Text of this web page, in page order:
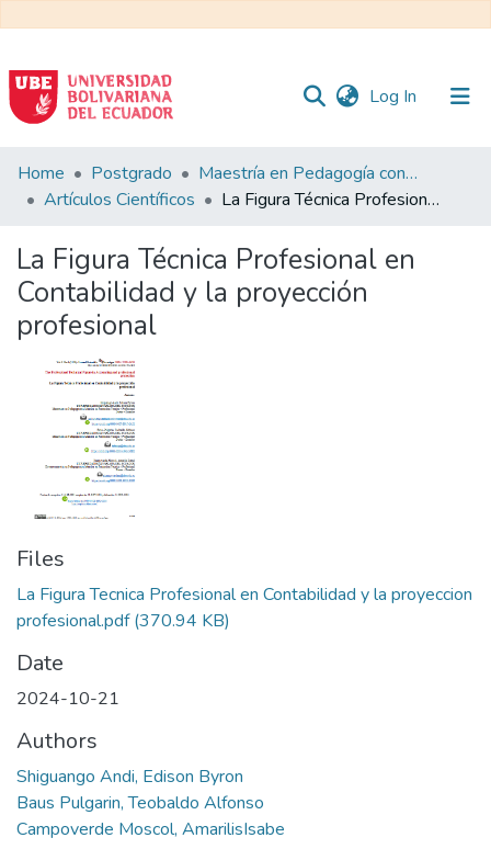
Log In (current)
Communities
&
All of DSpace
Statistics
Home Postgrado
Maestría en Pedagogía con Mención en Formación Técnica y Profesional
Artículos Científicos
La Figura Técnica Profesional en Contabilidad y la proyección profesional
La Figura Técnica Profesional en
Contabilidad y la proyección
profesional
Files
La Figura Tecnica Profesional en Contabilidad y la proyeccion
profesional.pdf(370.94 KB)
Date
2024-10-21
Authors
Shiguango Andi, Edison Byron
Baus Pulgarin, Teobaldo Alfonso
Campoverde Moscol, AmarilisIsabe